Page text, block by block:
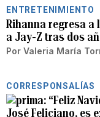
ENTRETENIMIENTO
Rihanna regresa a
a Jay-Z tras dos
Por Valeria María
CORRESPONSALÍAS
“Feliz
José Feliciano, es